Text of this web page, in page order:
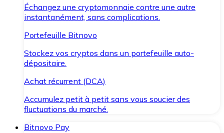
Échangez une cryptomonnaie contre une autre
instantanément, sans complications.
Portefeuille Bitnovo
Stockez vos cryptos dans un portefeuille auto-
dépositaire.
Achat récurrent (DCA)
Accumulez petit à petit sans vous soucier des
fluctuations du marché.
Bitnovo Pay